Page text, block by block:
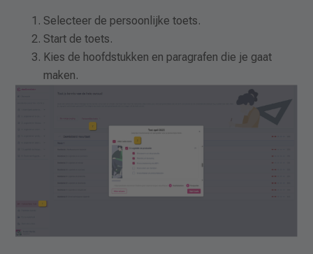
Selecteer de persoonlijke toets.
Start de toets.
Kies de hoofdstukken en paragrafen die je gaat
maken.